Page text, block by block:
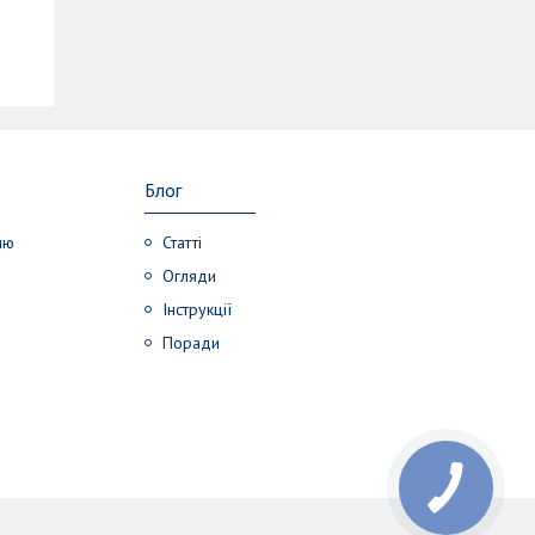
Блог
Статті
Огляди
Інструкції
Поради